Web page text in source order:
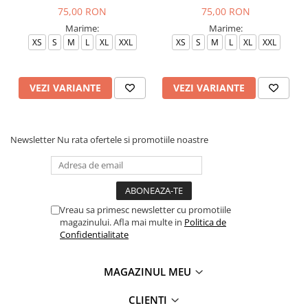
75,00 RON
Marime:
XS S M L XL XXL
VEZI VARIANTE
75,00 RON
Marime:
XS S M L XL XXL
VEZI VARIANTE
Newsletter Nu rata ofertele si promotiile noastre
Vreau sa primesc newsletter cu promotiile
magazinului. Afla mai multe in Politica de
Confidentialitate
MAGAZINUL MEU
CLIENTI